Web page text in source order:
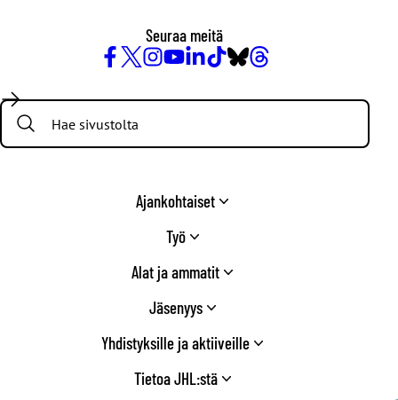
Seuraa meitä
/
Twitter
Search:
Ajankohtaiset
Työ
Alat ja ammatit
Jäsenyys
Yhdistyksille ja aktiiveille
Tietoa JHL:stä